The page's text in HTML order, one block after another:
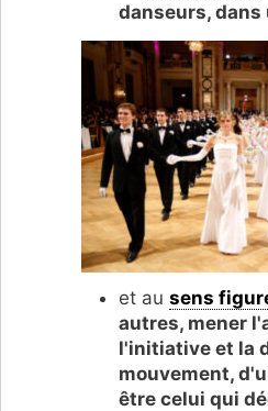
danseurs,
et au sens
autres, mener
l'initiative et la
mouvement,
être celui qui